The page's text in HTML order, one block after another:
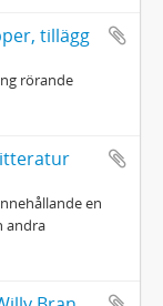
tillägg
rörande
en
andra